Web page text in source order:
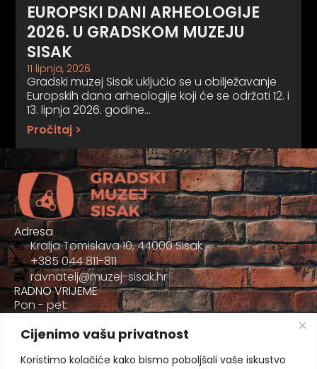
Cijenimo vašu privatnost
Koristimo kolačiće kako bismo poboljšali vaše iskustvo
EUROPSKI DANI ARHEOLOGIJE
2026. U GRADSKOM MUZEJU
SISAK
11 lipnja, 2026
Gradski muzej Sisak uključio se u obilježavanje
Europskih dana arheologije koji će se održati 12. i
13. lipnja 2026. godine…
Pročitaj >
Adresa
Kralja Tomislava 10, 44000 Sisak
+385 044 811-811
ravnatelj@muzej-sisak.hr
RADNO VRIJEME
Pon - pet:
Sub
09:00-12:00